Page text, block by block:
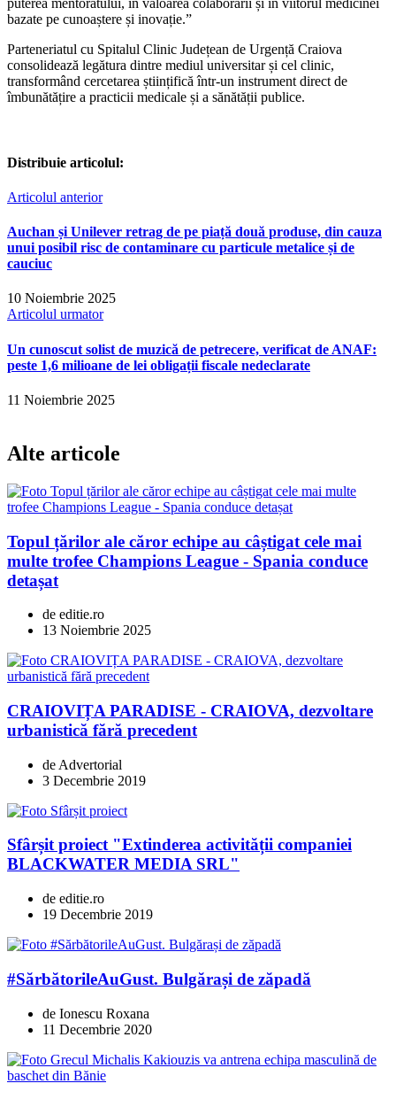
puterea mentoratului, în valoarea colaborării și în viitorul medicinei
bazate pe cunoaștere și inovație.”
Parteneriatul cu Spitalul Clinic Județean de Urgență Craiova
consolidează legătura dintre mediul universitar și cel clinic,
transformând cercetarea științifică într-un instrument direct de
îmbunătățire a practicii medicale și a sănătății publice.
Distribuie articolul:
Articolul anterior
Auchan și Unilever retrag de pe piață două produse, din cauza
unui posibil risc de contaminare cu particule metalice și de
cauciuc
10 Noiembrie 2025
Articolul urmator
Un cunoscut solist de muzică de petrecere, verificat de ANAF:
peste 1,6 milioane de lei obligații fiscale nedeclarate
11 Noiembrie 2025
Alte articole
Topul țărilor ale căror echipe au câștigat cele mai
multe trofee Champions League - Spania conduce
detașat
de editie.ro
13 Noiembrie 2025
CRAIOVIȚA PARADISE - CRAIOVA, dezvoltare
urbanistică fără precedent
de Advertorial
3 Decembrie 2019
Sfârșit proiect "Extinderea activității companiei
BLACKWATER MEDIA SRL"
de editie.ro
19 Decembrie 2019
#SărbătorileAuGust. Bulgărași de zăpadă
de Ionescu Roxana
11 Decembrie 2020